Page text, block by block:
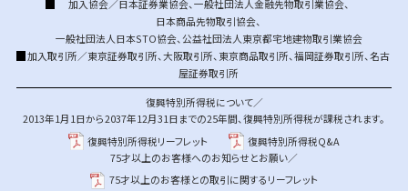
加入協会／日本証券業協会、 一般社団法人金融先物取引業協会、
日本商品先物取引協会、
一般社団法人日本STO協会、 公益社団法人東京都宅地建物取引業協会
加入取引所／東京証券取引所、大阪取引所、 東京商品取引所、福岡証券取引所、名古
屋証券取引所
復興特別所得税について／
2013年1月1日から2037年12月31日までの25年間、復興特別所得税が課税されます。
復興特別所得税リーフレット
復興特別所得税Q&A
75才以上のお客様へのお知らせとお願い／
75才以上のお客様との取引に関するリーフレット